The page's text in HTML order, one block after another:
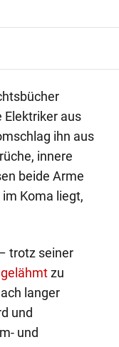
Elektriker aus
ihn aus
innere
beide Arme
Koma liegt,
trotz seiner
gelähmtzu
langer
und
und